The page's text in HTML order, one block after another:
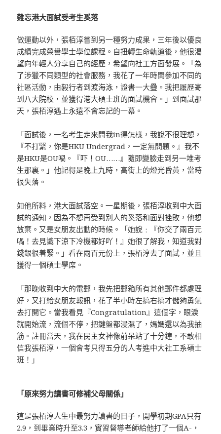
難忘港大面試受考生奚落
做運動以外，張栢淳嘗到另一種努力成果，三年後以優良
成績完成榮譽學士學位課程。自扭轉生命軌道後，他很渴
望向年輕人分享自己的經歷，希望向社工方面發展。「為
了涉獵不同類型的社會服務，我花了一年時間參加不同的
社區活動，由毅行者到渡海泳，證書一大疊。我把履歷寄
到八大院校，並獲得港大碩士班的面試機會。」到面試那
天，張栢淳遇上永遠不會忘記的一幕。
「面試後，一名考生走來問我in得怎樣，我說不很理想，
『不打緊，你是HKU Undergrad，一定無問題。』我不
是HKU是OU喎。『吓！OU……』隨即變臉走到另一堆考
生那裏。」他記得是晚上九時，高街上的燈光昏黃，當時
很失落。
如他所料，港大面試落空。一星期後，張栢淳收到中大面
試的通知，因為不想再受到別人的奚落和面對挫敗，他想
放棄。又是女朋友出動的時候。「她說﹕『你交了兩百元
喎！去見識下涼下冷機都好吖！』她很了解我，知道我對
錢銀很着緊。」看在兩百元份上，張栢淳去了面試，並且
獲得一個碩士學席。
「那晚收到中大的電郵，我先把郵箱所有其他郵件都處理
好，又打給女朋友報訊，花了半小時左搞右搞才儲夠勇氣
去打開它。當我看見『Congratulation』這個字，眼淚
就開始流，流個不停，把鍵盤都浸濕了，媽媽還以為我抽
筋。註冊當天，我在民主女神像前呆站了十分鐘，不敢相
信我張栢淳，一個會考只得五分的人考進中大社工系碩士
班！」
「原來努力讀書可修補父母關係」
這是張栢淳人生中最努力讀書的日子，開學初期GPA只有
2.9，到畢業時升至3.3，實習督導老師給他打了一個A-，